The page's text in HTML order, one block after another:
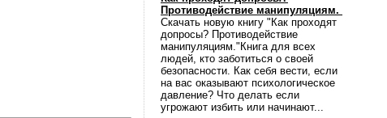
Противодействие манипуляциям.
Скачать новую книгу "Как проходят
допросы? Противодействие
манипуляциям."Книга для всех
людей, кто заботиться о своей
безопасности. Как себя вести, если
на вас оказывают психологическое
давление? Что делать если
угрожают избить или начинают...